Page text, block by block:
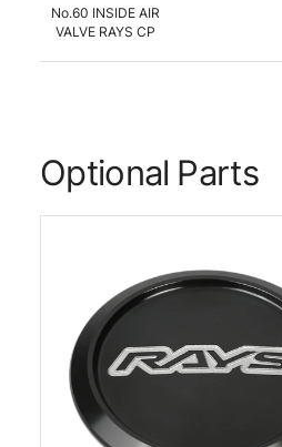
No.60 INSIDE AIR
VALVE RAYS CP
Optional Parts